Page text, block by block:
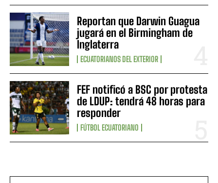
Reportan que Darwin Guagua
jugará en el Birmingham de
Inglaterra
ECUATORIANOS DEL EXTERIOR
FEF notificó a BSC por protesta
de LDUP: tendrá 48 horas para
responder
FÚTBOL ECUATORIANO